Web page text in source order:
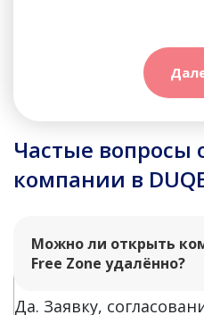
Частые вопросы
компании в
Можно ли открыть
Free Zone удалённо?
Да. Заявку,